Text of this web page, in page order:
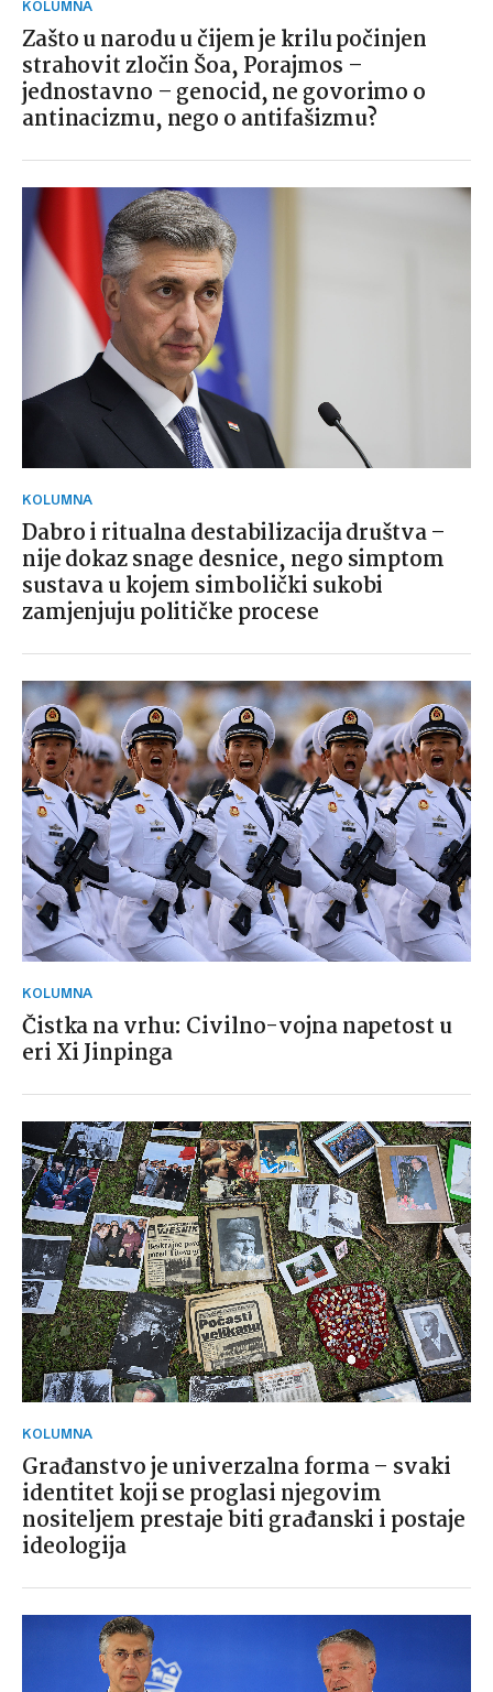
KOLUMNA
Zašto u narodu u čijem je krilu počinjen
strahovit zločin Šoa, Porajmos –
jednostavno – genocid, ne govorimo o
antinacizmu, nego o antifašizmu?
KOLUMNA
Dabro i ritualna destabilizacija društva –
nije dokaz snage desnice, nego simptom
sustava u kojem simbolički sukobi
zamjenjuju političke procese
KOLUMNA
Čistka na vrhu: Civilno-vojna napetost u
eri Xi Jinpinga
KOLUMNA
Građanstvo je univerzalna forma – svaki
identitet koji se proglasi njegovim
nositeljem prestaje biti građanski i postaje
ideologija